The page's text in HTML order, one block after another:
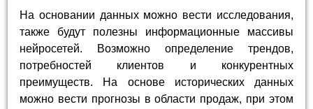
На основании данных можно вести исследования,
также будут полезны информационные массивы
нейросетей. Возможно определение трендов,
потребностей клиентов и конкурентных
преимуществ. На основе исторических данных
можно вести прогнозы в области продаж, при этом